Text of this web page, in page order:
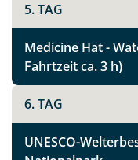
5. TAG
Medicine Hat -
Fahrtzeit ca. 3 h)
6. TAG
UNESCO-